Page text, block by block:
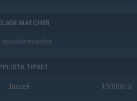
MATCHER
spelade matcher.
TIPSET
JacceE 100000 b